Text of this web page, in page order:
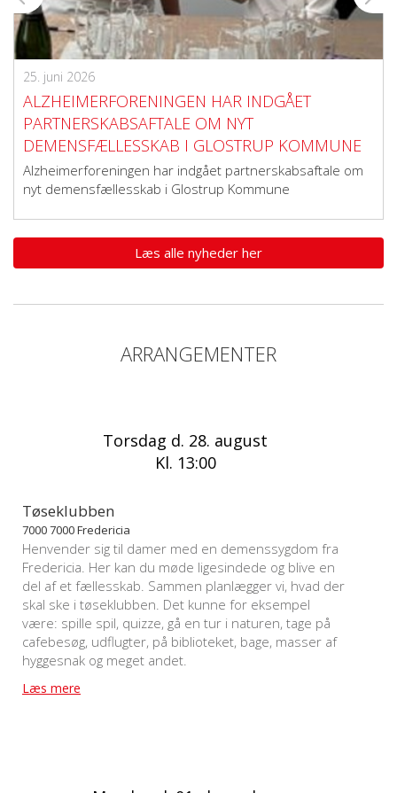
25. juni 2026
ALZHEIMERFORENINGEN HAR INDGÅET
PARTNERSKABSAFTALE OM NYT
DEMENSFÆLLESSKAB I GLOSTRUP KOMMUNE
Alzheimerforeningen har indgået partnerskabsaftale om
nyt demensfællesskab i Glostrup Kommune
Læs alle nyheder her
ARRANGEMENTER
Torsdag d. 28. august
Kl. 13:00
Tøseklubben
7000 7000 Fredericia
Henvender sig til damer med en demenssygdom fra
Fredericia. Her kan du møde ligesindede og blive en
del af et fællesskab. Sammen planlægger vi, hvad der
skal ske i tøseklubben. Det kunne for eksempel
være: spille spil, quizze, gå en tur i naturen, tage på
cafebesøg, udflugter, på biblioteket, bage, masser af
hyggesnak og meget andet.
Læs mere